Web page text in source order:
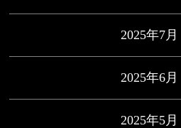
2025年7月
2025年6月
2025年5月